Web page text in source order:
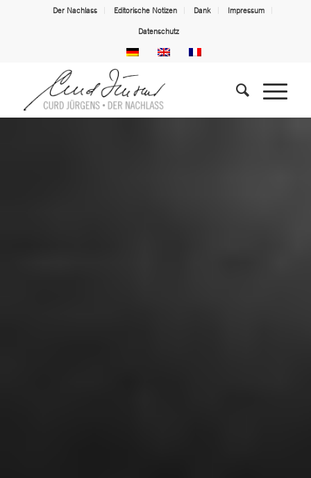
Der Nachlass Editorische Notizen Dank Impressum
Datenschutz